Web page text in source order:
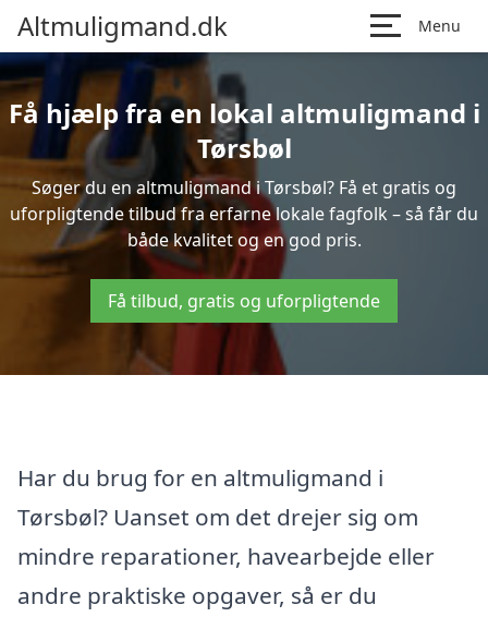
Altmuligmand.dk Menu
Få hjælp fra en lokal altmuligmand i
Tørsbøl
Søger du en altmuligmand i Tørsbøl? Få et gratis og
uforpligtende tilbud fra erfarne lokale fagfolk – så får du
både kvalitet og en god pris.
Få tilbud, gratis og uforpligtende
Har du brug for en altmuligmand i
Tørsbøl? Uanset om det drejer sig om
mindre reparationer, havearbejde eller
andre praktiske opgaver, så er du